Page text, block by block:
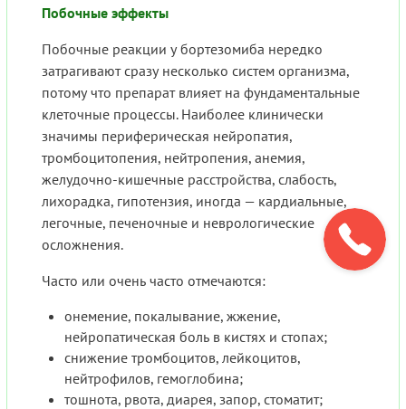
Побочные эффекты
Побочные реакции у бортезомиба нередко
затрагивают сразу несколько систем организма,
потому что препарат влияет на фундаментальные
клеточные процессы. Наиболее клинически
значимы периферическая нейропатия,
тромбоцитопения, нейтропения, анемия,
желудочно-кишечные расстройства, слабость,
лихорадка, гипотензия, иногда — кардиальные,
легочные, печеночные и неврологические
осложнения.
Часто или очень часто отмечаются:
онемение, покалывание, жжение,
нейропатическая боль в кистях и стопах;
снижение тромбоцитов, лейкоцитов,
нейтрофилов, гемоглобина;
тошнота, рвота, диарея, запор, стоматит;